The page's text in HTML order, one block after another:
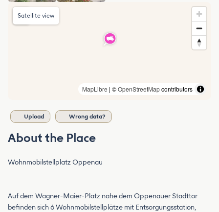
MapLibre | ©OpenStreetMapcontributors
Satellite view
Upload Wrong data?
About the Place
Wohnmobilstellplatz Oppenau
Auf dem Wagner-Maier-Platz nahe dem Oppenauer Stadttor
befinden sich 6 Wohnmobilstellplätze mit Entsorgungsstation,